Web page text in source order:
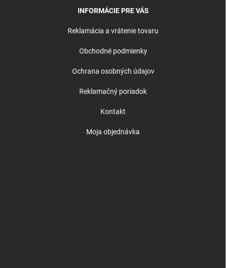
INFORMÁCIE PRE VÁS
Reklamácia a vrátenie tovaru
Obchodné podmienky
Ochrana osobných údajov
Reklamačný poriadok
Kontakt
Moja objednávka